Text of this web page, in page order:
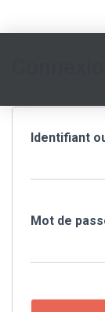
Identifiant
Mot de